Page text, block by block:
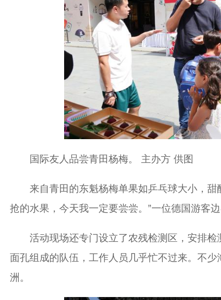
国际友人品尝青田杨梅。 主办方 供图
来自青田的东魁杨梅单果如乒乓球大小，甜
抢的水果，今天我一定要尝尝。”一位德国游客
活动现场还专门设立了农残检测区，安排检
面孔组成的队伍，工作人员几乎忙不过来。不
洲。